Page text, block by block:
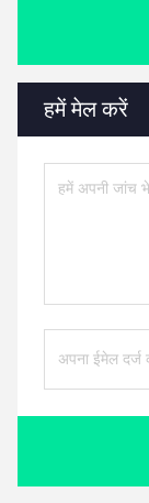
हमें मेल करें